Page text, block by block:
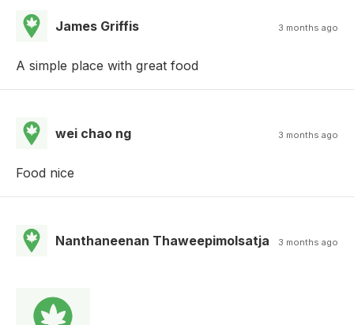
James Griffis 3 months ago
A simple place with great food
wei chao ng 3 months ago
Food nice
Nanthaneenan Thaweepimolsatja 3 months ago